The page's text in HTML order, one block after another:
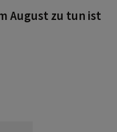
August zu tun ist